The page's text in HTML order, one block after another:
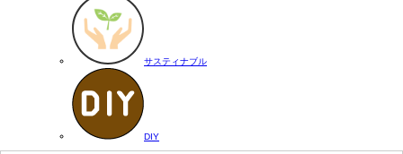
サスティナブル
DIY